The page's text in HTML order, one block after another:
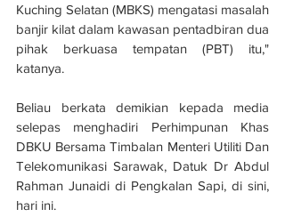
Kuching Selatan (MBKS) mengatasi masalah
banjir kilat dalam kawasan pentadbiran dua
pihak berkuasa tempatan (PBT) itu,"
katanya.
Beliau berkata demikian kepada media
selepas menghadiri Perhimpunan Khas
DBKU Bersama Timbalan Menteri Utiliti Dan
Telekomunikasi Sarawak, Datuk Dr Abdul
Rahman Junaidi di Pengkalan Sapi, di sini,
hari ini.